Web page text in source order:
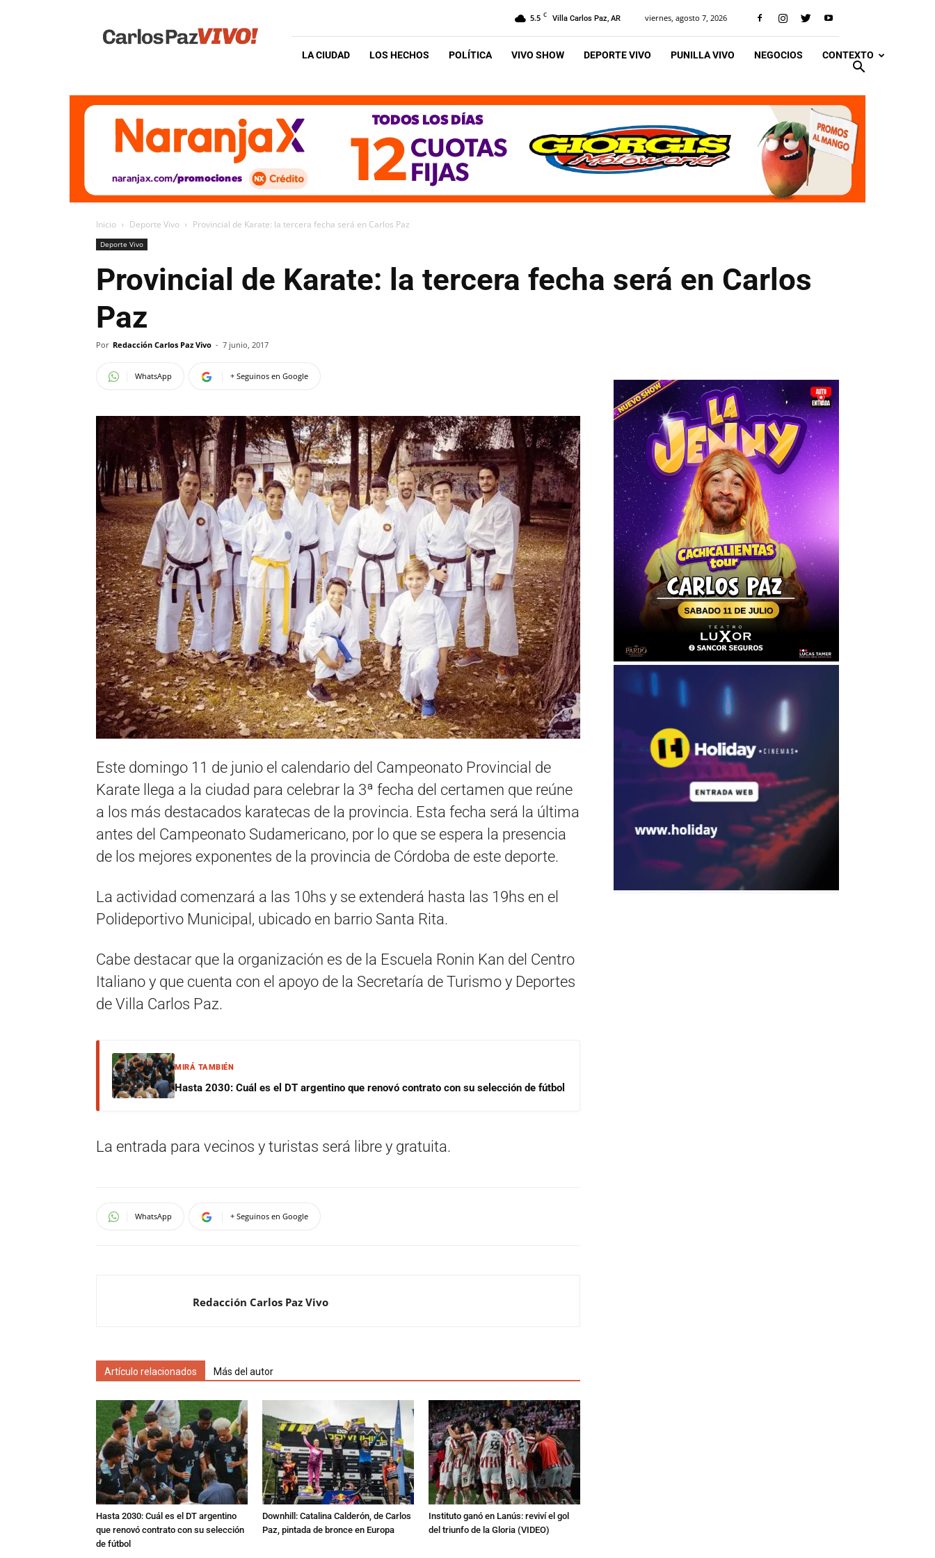
Vivo
5.5 C Villa Carlos Paz, AR viernes, agosto 7, 2026
LA CIUDAD LOS HECHOS POLÍTICA VIVO SHOW DEPORTE VIVO PUNILLA VIVO NEGOCIOS CONTEXTO
Inicio Deporte Vivo Provincial de Karate: la tercera fecha será en Carlos Paz
Deporte Vivo
Provincial de Karate: la tercera fecha será en Carlos
Paz
Por Redacción Carlos Paz Vivo - 7 junio, 2017
WhatsApp + Seguinos en Google
Este domingo 11 de junio el calendario del Campeonato Provincial de
Karate llega a la ciudad para celebrar la 3ª fecha del certamen que reúne
a los más destacados karatecas de la provincia. Esta fecha será la última
antes del Campeonato Sudamericano, por lo que se espera la presencia
de los mejores exponentes de la provincia de Córdoba de este deporte.
La actividad comenzará a las 10hs y se extenderá hasta las 19hs en el
Polideportivo Municipal, ubicado en barrio Santa Rita.
Cabe destacar que la organización es de la Escuela Ronin Kan del Centro
Italiano y que cuenta con el apoyo de la Secretaría de Turismo y Deportes
de Villa Carlos Paz.
MIRÁ TAMBIÉN
Hasta 2030: Cuál es el DT argentino que renovó contrato con su selección de fútbol
La entrada para vecinos y turistas será libre y gratuita.
WhatsApp + Seguinos en Google
Redacción Carlos Paz Vivo
Artículo relacionados Más del autor
Hasta 2030: Cuál es el DT argentino
que renovó contrato con su selección
de fútbol
Downhill: Catalina Calderón, de Carlos
Paz, pintada de bronce en Europa
Instituto ganó en Lanús: reviví el gol
del triunfo de la Gloria (VIDEO)